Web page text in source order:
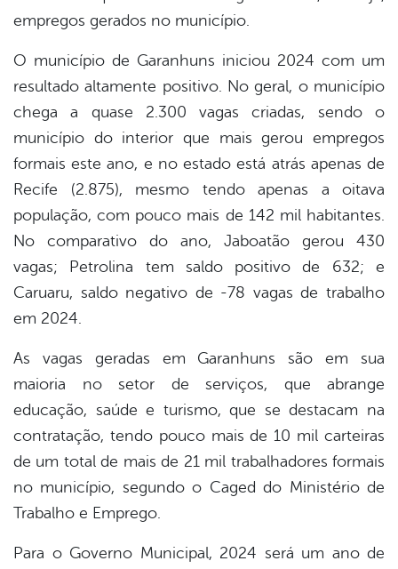
empregos gerados no município.
O município de Garanhuns iniciou 2024 com um
resultado altamente positivo. No geral, o município
chega a quase 2.300 vagas criadas, sendo o
município do interior que mais gerou empregos
formais este ano, e no estado está atrás apenas de
Recife (2.875), mesmo tendo apenas a oitava
população, com pouco mais de 142 mil habitantes.
No comparativo do ano, Jaboatão gerou 430
vagas; Petrolina tem saldo positivo de 632; e
Caruaru, saldo negativo de -78 vagas de trabalho
em 2024.
As vagas geradas em Garanhuns são em sua
maioria no setor de serviços, que abrange
educação, saúde e turismo, que se destacam na
contratação, tendo pouco mais de 10 mil carteiras
de um total de mais de 21 mil trabalhadores formais
no município, segundo o Caged do Ministério de
Trabalho e Emprego.
Para o Governo Municipal, 2024 será um ano de